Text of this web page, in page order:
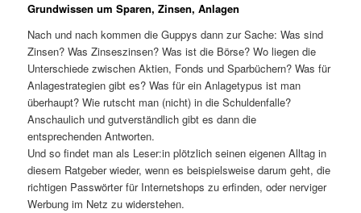
Grundwissen um Sparen, Zinsen, Anlagen
Nach und nach kommen die Guppys dann zur Sache: Was sind
Zinsen? Was Zinseszinsen? Was ist die Börse? Wo liegen die
Unterschiede zwischen Aktien, Fonds und Sparbüchern? Was für
Anlagestrategien gibt es? Was für ein Anlagetypus ist man
überhaupt? Wie rutscht man (nicht) in die Schuldenfalle?
Anschaulich und gutverständlich gibt es dann die
entsprechenden Antworten.
Und so findet man als Leser:in plötzlich seinen eigenen Alltag in
diesem Ratgeber wieder, wenn es beispielsweise darum geht, die
richtigen Passwörter für Internetshops zu erfinden, oder nerviger
Werbung im Netz zu widerstehen.